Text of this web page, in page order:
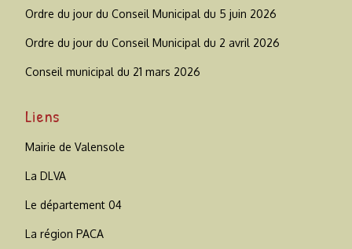
Ordre du jour du Conseil Municipal du 5 juin 2026
Ordre du jour du Conseil Municipal du 2 avril 2026
Conseil municipal du 21 mars 2026
Liens
Mairie de Valensole
La DLVA
Le département 04
La région PACA